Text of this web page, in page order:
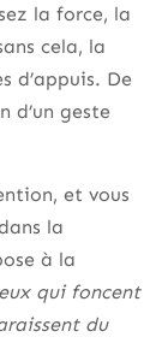
la force, la
cela, la
d’appuis. De
d’un geste
et vous
la
à la
qui foncent
du